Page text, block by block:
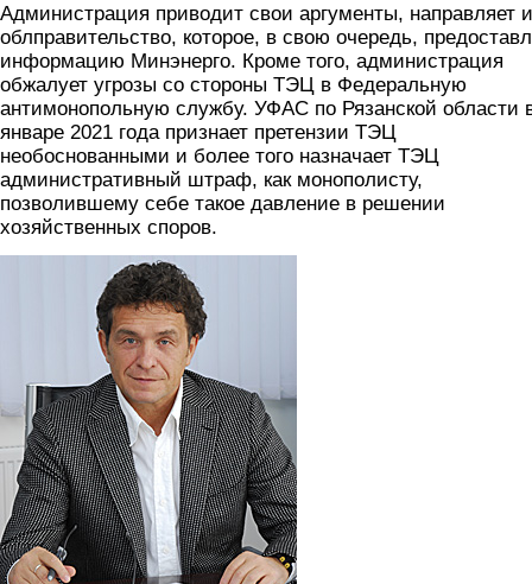
Администрация приводит свои аргументы, направляет
облправительство, которое, в свою очередь,
информацию Минэнерго. Кроме того, администрация
обжалует угрозы со стороны ТЭЦ в Федеральную
антимонопольную службу. УФАС по Рязанской области
январе 2021 года признает претензии ТЭЦ
необоснованными и более того назначает ТЭЦ
административный штраф, как монополисту,
позволившему себе такое давление в решении
хозяйственных споров.
shestakov.jpg